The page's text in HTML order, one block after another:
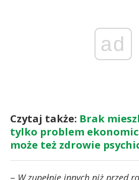
ad
Czytaj także: Brak
tylko problem
może też zdrowie
– W zupełnie innych niż przed